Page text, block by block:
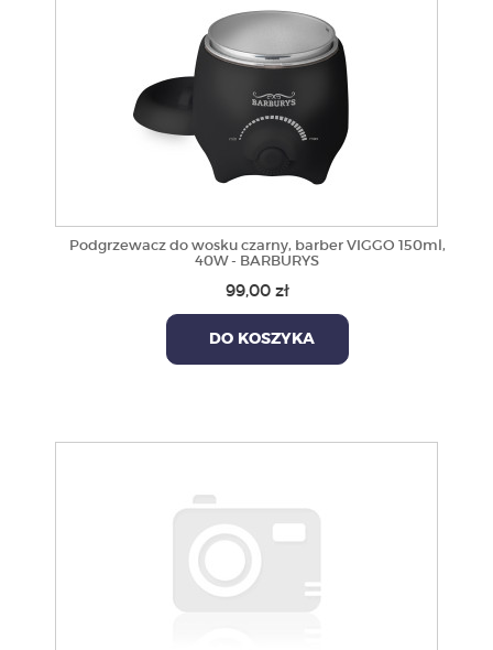
Podgrzewacz do wosku czarny, barber VIGGO 150ml,
40W - BARBURYS
99,00 zł
DO KOSZYKA